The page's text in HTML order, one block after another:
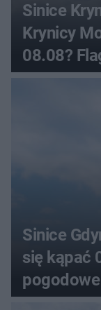
Sinice
Krynicy
08.08?
Sinice
się kąpać
pogodowe